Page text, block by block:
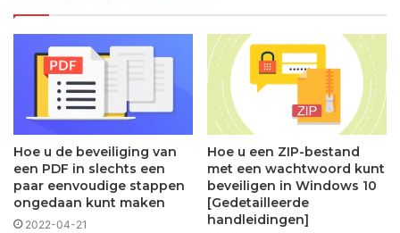
Hoe u de beveiliging van
een PDF in slechts een
paar eenvoudige stappen
ongedaan kunt maken
2022-04-21
Hoe u een ZIP-bestand
met een wachtwoord kunt
beveiligen in Windows 10
[Gedetailleerde
handleidingen]